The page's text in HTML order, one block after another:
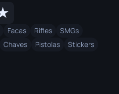
Facas Rifles
SMGs
Chaves Pistolas Stickers